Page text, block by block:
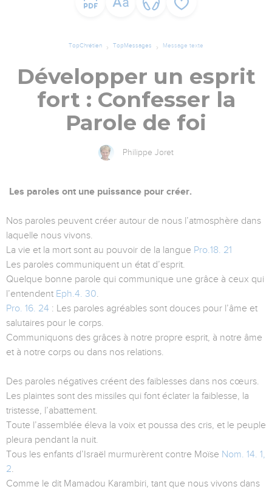
TopChrétien TopMessages Message texte
Développer un esprit
fort : Confesser la
Parole de foi
Philippe Joret
Les paroles ont une puissance pour créer.
Nos paroles peuvent créer autour de nous l’atmosphère dans
laquelle nous vivons.
La vie et la mort sont au pouvoir de la langue Pro.18. 21
Les paroles communiquent un état d’esprit.
Quelque bonne parole qui communique une grâce à ceux qui
l’entendent Eph.4. 30.
Pro. 16. 24 : Les paroles agréables sont douces pour l’âme et
salutaires pour le corps.
Communiquons des grâces à notre propre esprit, à notre âme
et à notre corps ou dans nos relations.
Des paroles négatives créent des faiblesses dans nos cœurs.
Les plaintes sont des missiles qui font éclater la faiblesse, la
tristesse, l’abattement.
Toute l’assemblée éleva la voix et poussa des cris, et le peuple
pleura pendant la nuit.
Tous les enfants d’Israël murmurèrent contre Moïse Nom. 14. 1,
2.
Comme le dit Mamadou Karambiri, tant que nous vivons dans